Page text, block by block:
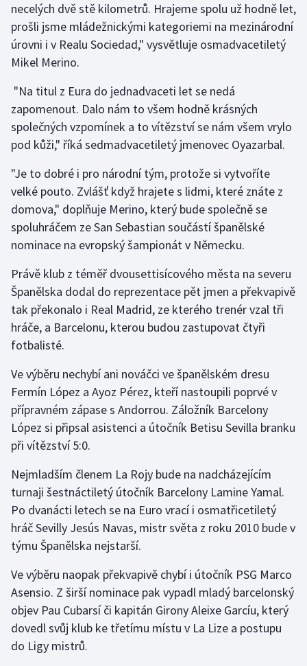
necelých dvě stě kilometrů. Hrajeme spolu už hodně let,
prošli jsme mládežnickými kategoriemi na mezinárodní
úrovni i v Realu Sociedad," vysvětluje osmadvacetiletý
Mikel Merino.
"Na titul z Eura do jednadvaceti let se nedá
zapomenout. Dalo nám to všem hodně krásných
společných vzpomínek a to vítězství se nám všem vrylo
pod kůži," říká sedmadvacetiletý jmenovec Oyazarbal.
"Je to dobré i pro národní tým, protože si vytvoříte
velké pouto. Zvlášť když hrajete s lidmi, které znáte z
domova," doplňuje Merino, který bude společně se
spoluhráčem ze San Sebastian součástí španělské
nominace na evropský šampionát v Německu.
Právě klub z téměř dvousettisícového města na severu
Španělska dodal do reprezentace pět jmen a překvapivě
tak překonalo i Real Madrid, ze kterého trenér vzal tři
hráče, a Barcelonu, kterou budou zastupovat čtyři
fotbalisté.
Ve výběru nechybí ani nováčci ve španělském dresu
Fermín López a Ayoz Pérez, kteří nastoupili poprvé v
přípravném zápase s Andorrou. Záložník Barcelony
López si připsal asistenci a útočník Betisu Sevilla branku
při vítězství 5:0.
Nejmladším členem La Rojy bude na nadcházejícím
turnaji šestnáctiletý útočník Barcelony Lamine Yamal.
Po dvanácti letech se na Euro vrací i osmatřicetiletý
hráč Sevilly Jesús Navas, mistr světa z roku 2010 bude v
týmu Španělska nejstarší.
Ve výběru naopak překvapivě chybí i útočník PSG Marco
Asensio. Z širší nominace pak vypadl mladý barcelonský
objev Pau Cubarsí či kapitán Girony Aleixe Garcíu, který
dovedl svůj klub ke třetímu místu v La Lize a postupu
do Ligy mistrů.